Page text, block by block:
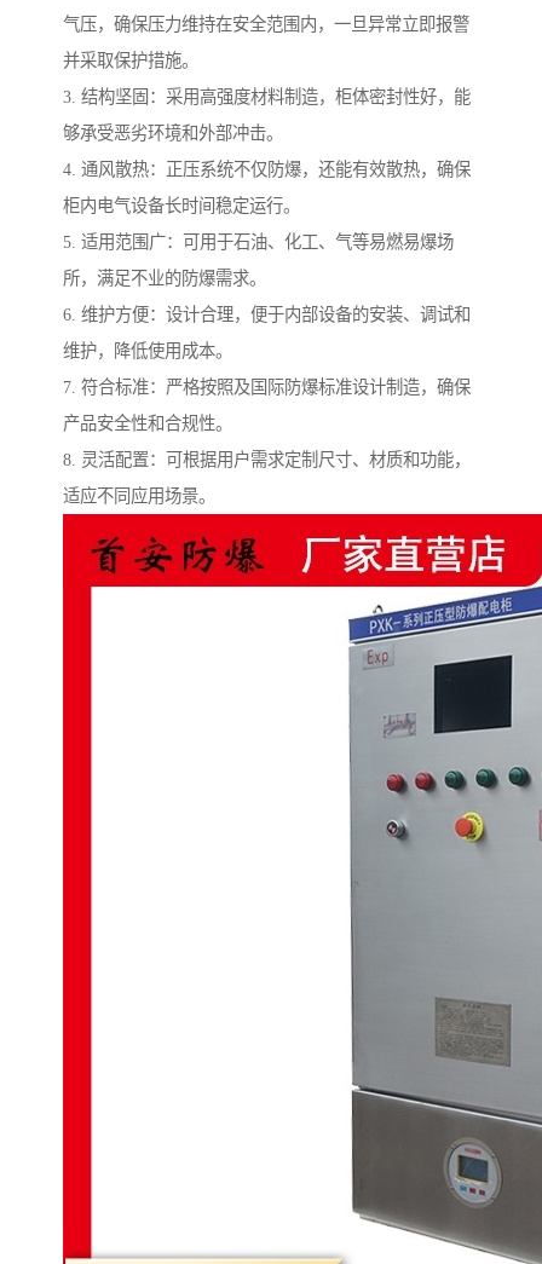
气压，确保压力维持在安全范围内，一旦异常立即报警
并采取保护措施。
3. 结构坚固：采用高强度材料制造，柜体密封性好，能
够承受恶劣环境和外部冲击。
4. 通风散热：正压系统不仅防爆，还能有效散热，确保
柜内电气设备长时间稳定运行。
5. 适用范围广：可用于石油、化工、气等易燃易爆场
所，满足不业的防爆需求。
6. 维护方便：设计合理，便于内部设备的安装、调试和
维护，降低使用成本。
7. 符合标准：严格按照及国际防爆标准设计制造，确保
产品安全性和合规性。
8. 灵活配置：可根据用户需求定制尺寸、材质和功能，
适应不同应用场景。